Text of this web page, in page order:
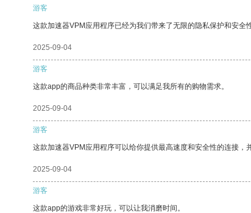
游客
这款加速器VPM应用程序已经为我们带来了无限的隐私保护和安全
2025-09-04
游客
这款app的商品种类非常丰富，可以满足我所有的购物需求。
2025-09-04
游客
这款加速器VPM应用程序可以给你提供最高速度和安全性的连接，
2025-09-04
游客
这款app的游戏非常好玩，可以让我消磨时间。